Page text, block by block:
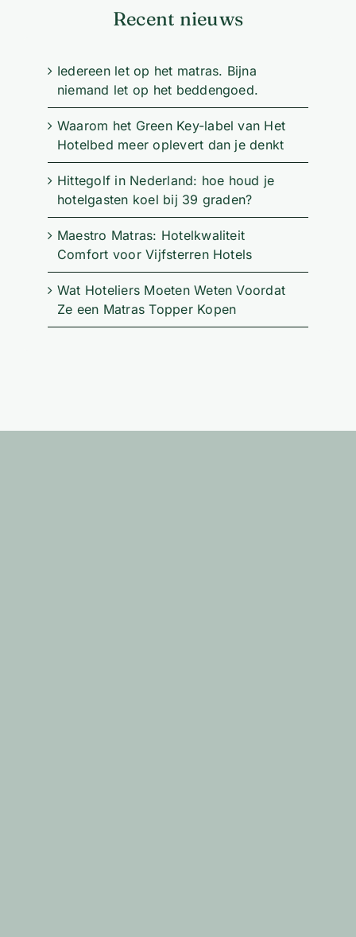
Recent nieuws
Iedereen let op het matras. Bijna
niemand let op het beddengoed.
Waarom het Green Key-label van Het
Hotelbed meer oplevert dan je denkt
Hittegolf in Nederland: hoe houd je
hotelgasten koel bij 39 graden?
Maestro Matras: Hotelkwaliteit
Comfort voor Vijfsterren Hotels
Wat Hoteliers Moeten Weten Voordat
Ze een Matras Topper Kopen